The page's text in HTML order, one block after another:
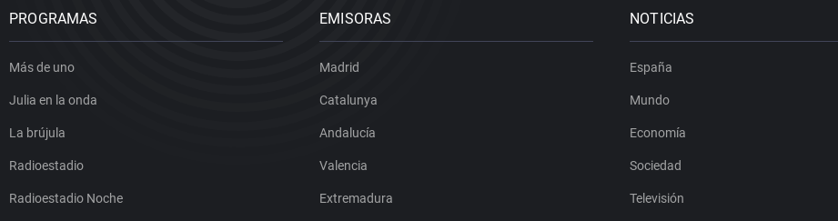
PROGRAMAS
Más de uno
Julia en la onda
La brújula
Radioestadio
Radioestadio Noche
EMISORAS
Madrid
Catalunya
Andalucía
Valencia
Extremadura
NOTICIAS
España
Mundo
Economía
Sociedad
Televisión